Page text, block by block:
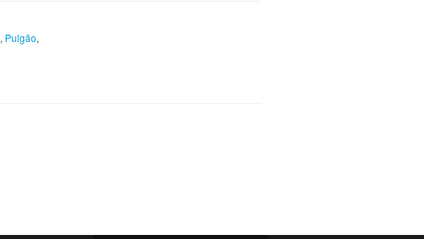
, Pulgão,